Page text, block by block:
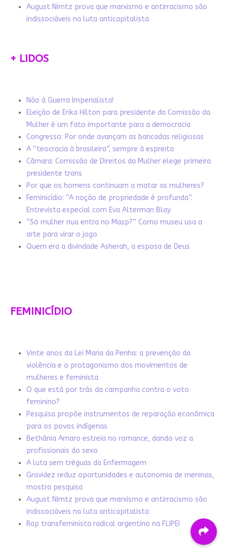
August Nimtz prova que marxismo e antirracismo são
indissociáveis na luta anticapitalista
+ LIDOS
Não à Guerra Imperialista!
Eleição de Erika Hilton para presidente da Comissão da
Mulher é um fato importante para a democracia
Congresso: Por onde avançam as bancadas religiosas
A “teocracia à brasileira”, sempre à espreita
Câmara: Comissão de Direitos da Mulher elege primeira
presidente trans
Por que os homens continuam a matar as mulheres?
Feminicídio: “A noção de propriedade é profunda”.
Entrevista especial com Eva Alterman Blay
“Só mulher nua entra no Masp?” Como museu usa a
arte para virar o jogo
Quem era a divindade Asherah, a esposa de Deus
FEMINICÍDIO
Vinte anos da Lei Maria da Penha: a prevenção da
violência e o protagonismo dos movimentos de
mulheres e feminista
O que está por trás da campanha contra o voto
feminino?
Pesquisa propõe instrumentos de reparação econômica
para os povos indígenas
Bethânia Amaro estreia no romance, dando voz a
profissionais do sexo
A luta sem tréguas da Enfermagem
Gravidez reduz oportunidades e autonomia de meninas,
mostra pesquisa
August Nimtz prova que marxismo e antirracismo são
indissociáveis na luta anticapitalista
Rap transfeminista radical argentino na FLIPEI